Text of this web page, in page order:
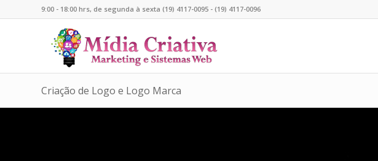
9:00 - 18:00 hrs, de segunda à sexta (19) 4117-0095 - (19) 4117-0096
Criação de Logo e Logo Marca